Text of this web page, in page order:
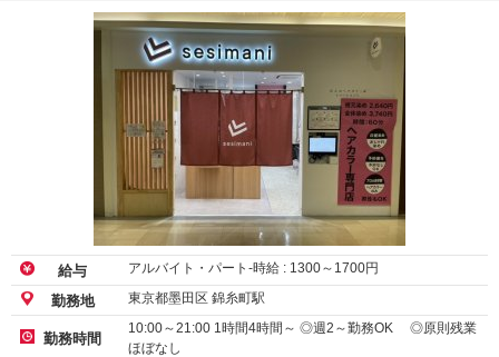
給与 アルバイト・パート-時給 : 1300～ 1700円
勤務地 東京都墨田区 錦糸町駅
勤務時間
10:00～21:00 1時間4時間～ ◎週2～勤務OK ◎原則残業
ほぼなし